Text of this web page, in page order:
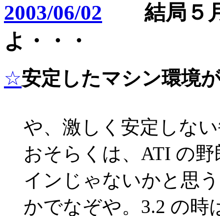
2003/06/02 結局５月
よ・・・
☆安定したマシン環境
や、激しく安定しな
おそらくは、ATI の
インじゃないかと思
かでなぞや。3.2 の時